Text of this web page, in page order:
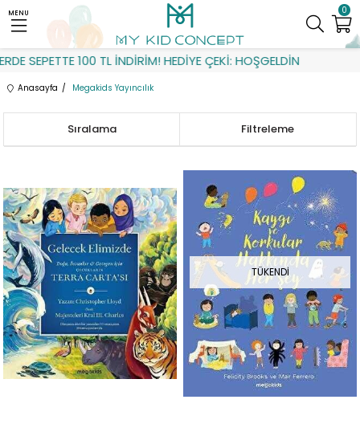
100 TL İNDİRİM! HEDİYE ÇEKİ: HOŞGELDİN
0
MENU
Anasayfa Megakids Yayıncılık
Filtreleme
Sıralama
TÜKENDI